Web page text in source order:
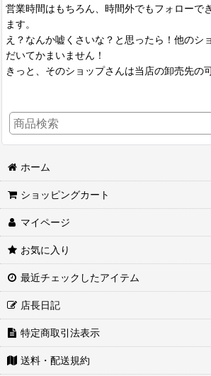
営業時間はもちろん、時間外でもフォローで
ます。
え？なんか嘘くさいな？と思ったら！他のシ
だいてかまいません！
きっと、そのショップさんは当店の卸売先の
ホーム
ショッピングカート
マイページ
お気に入り
最近チェックしたアイテム
店長日記
特定商取引法表示
送料・配送規約